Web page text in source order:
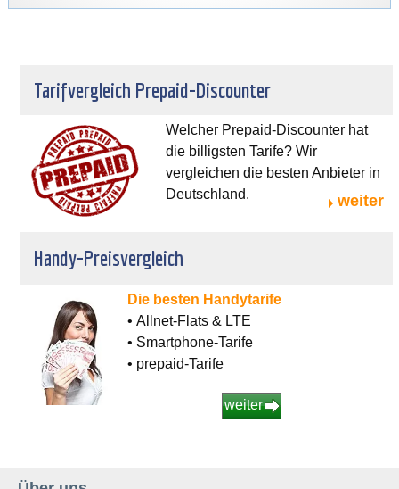
Tarifvergleich Prepaid-Discounter
Welcher Prepaid-Discounter hat
die billigsten Tarife? Wir
vergleichen die besten Anbieter in
Deutschland.
weiter
Handy-Preisvergleich
Die besten Handytarife
• Allnet-Flats & LTE
• Smartphone-Tarife
• prepaid-Tarife
weiter